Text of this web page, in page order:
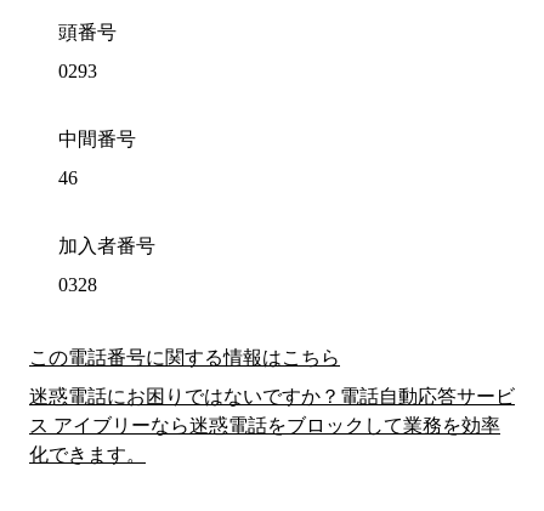
頭番号
0293
中間番号
46
加入者番号
0328
この電話番号に関する情報はこちら
迷惑電話にお困りではないですか？電話自動応答サービ
ス アイブリーなら迷惑電話をブロックして業務を効率
化できます。